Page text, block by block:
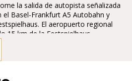
la salida de autopista señalizada
Basel-Frankfurt A5 Autobahn y
El aeropuerto regional
15 km de la Festspielhaus.
en las proximidades de